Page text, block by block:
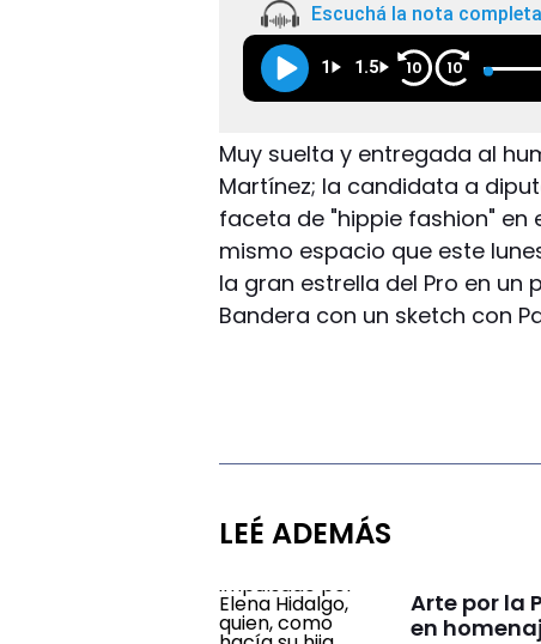
Escuchá la nota completa
1 1.5 10 10
Muy suelta y entregada al
Martínez; la candidata a
faceta de "hippie fashion" en
mismo espacio que este
la gran estrella del Pro en
Bandera con un sketch con
LEÉ ADEMÁS
Arte por la
en